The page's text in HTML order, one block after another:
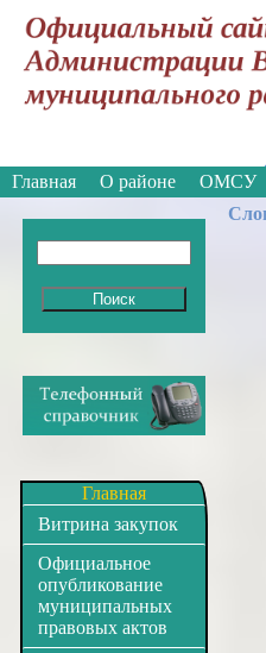
Версия для
Главная О районе ОМСУ
Главная
Витрина закупок
Официальное
опубликование
муниципальных
правовых актов